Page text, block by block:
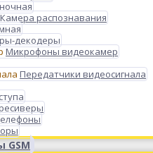
Камера распознавания
декодеры
Микрофоны видеокамер
Передатчики видеосигнала
GSM